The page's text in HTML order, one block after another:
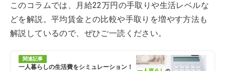
このコラムでは、月給22万円の手取りや生活レベルな
どを解説。平均賃金との比較や手取りを増やす方法も
解説しているので、ぜひご一読ください。
関連記事
一人暮らしの生活費をシミュレーション！